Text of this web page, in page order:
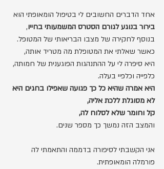
אחד הדברים החשובים לי בטיפול הומאופתי הוא
בירור בנוגע לגורם הסטרס המשמעותי בחייו,
בנוסף לחקירה של מצבו הבריאותי של המטופל.
כאשר שאלתי את המטופלת מה מטריד אותה,
היא סיפרה לי על ההתנהגות הפוגענית של חמותה,
כלפייה וכלפיי בעלה.
היא אמרה שהיא כל כך פגועה שאפילו בחגים היא
לא מסוגלת ללכת אליה,
קל וחומר שלא לסלוח לה,
והמצב הזה נמשך כך מספר שנים.
אני הקשבתי לסיפורה בדממה והתאמתי לה
פורמלה הומאופתית.